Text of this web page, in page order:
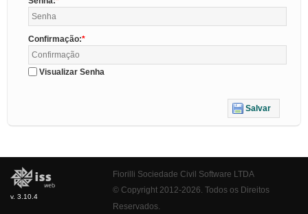
Confirmação:
Visualizar Senha
Salvar
v. 3.10.4
Fiorilli Sociedade Civil Software LTDA
© Copyright 2012-2026. Todos os Direitos
Reservados.